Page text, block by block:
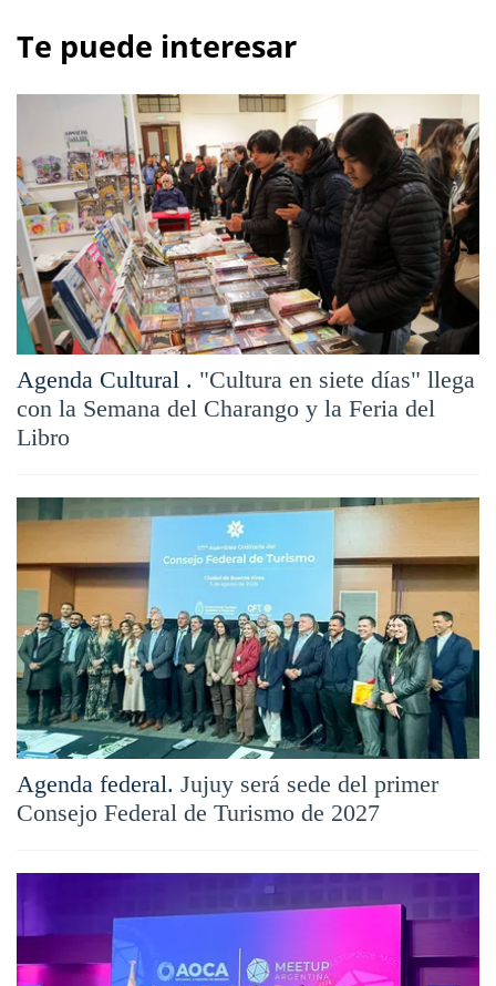
Te puede interesar
Agenda Cultural . "Cultura en siete días" llega
con la Semana del Charango y la Feria del
Libro
Agenda federal. Jujuy será sede del primer
Consejo Federal de Turismo de 2027